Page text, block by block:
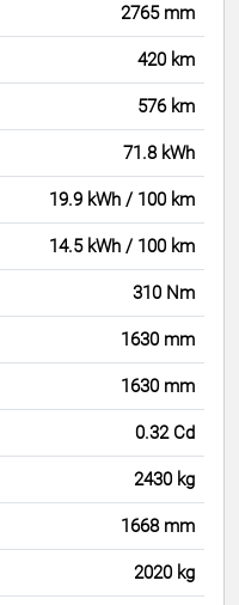
2765 mm
420 km
576 km
71.8 kWh
19.9 kWh / 100 km
14.5 kWh / 100 km
310 Nm
1630 mm
1630 mm
0.32 Cd
2430 kg
1668 mm
2020 kg